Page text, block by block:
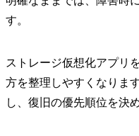
す。
ストレージ仮想化アプリ
方を整理しやすくなりま
し、復旧の優先順位を決